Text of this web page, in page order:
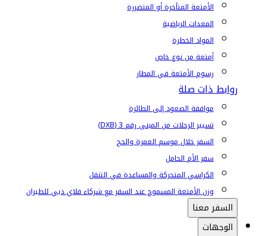
الأمتعة المتأخرة أو المتضررة
المعدات الرياضية
المواد الخطرة
أمتعة من نوع خاص
رسوم الأمتعة في المطار
روابط ذات صلة
موافقة الصعود إلى الطائرة
تسيير الرحلات من المبنى رقم 3 (DXB)
السفر خلال موسم العمرة والحج
سفر الأم الحامل
الكراسي المتحركة والمساعدة في التنقل
وزن الأمتعة المسموح عند السفر مع شركاء فلاي دبي للطيران
السفر معنا
الوجهات